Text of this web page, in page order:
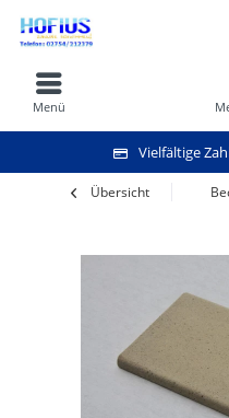
Vielfältige
Menü
Übersicht